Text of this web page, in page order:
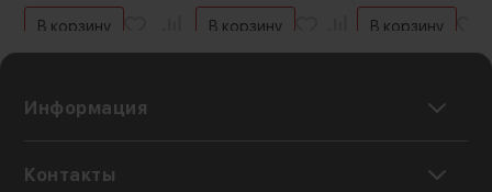
В корзину В корзину В корзину
Информация
Контакты